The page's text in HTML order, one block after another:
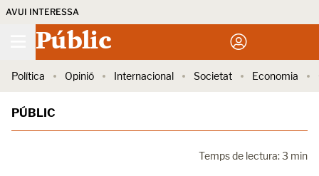
AVUI INTERESSA
Públic
Política Opinió Internacional Societat Economia
PÚBLIC
Temps de lectura: 3 min